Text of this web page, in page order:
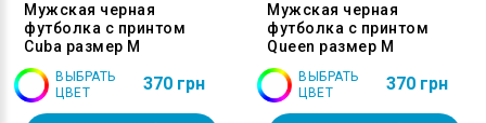
Мужская черная
футболка с принтом
Cuba размер M
ВЫБРАТЬ
ЦВЕТ
370 грн
Мужская черная
футболка с принтом
Queen размер M
ВЫБРАТЬ
ЦВЕТ
370 грн